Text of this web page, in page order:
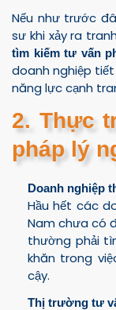
Nếu như trước
sư khi xảy ra
tìm kiếm tư vấn
doanh nghiệp tiết
năng lực cạnh
2. Thực
pháp lý
Doanh nghiệp
Hầu hết các
Nam chưa có
thường phải
khăn trong
cậy.
Thị trường tư